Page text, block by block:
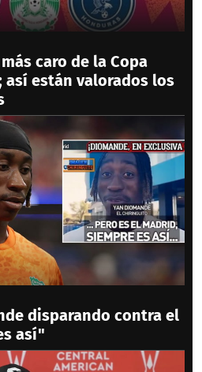
caro de la Copa
así están valorados los
disparando contra el
así"